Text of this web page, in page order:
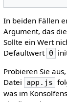
In beiden Fällen
Argument, das
Sollte ein Wert
Defaultwert 0
Probieren Sie
Datei
app.js
was im